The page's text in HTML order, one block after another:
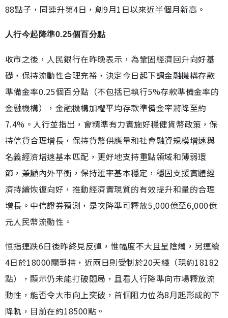
88點子，同連升第4日，創9月1日以來近半個月新高。
人行今起降準0.25個百分點
收市之後，人民銀行在昨晚表示，為鞏固經濟回升向好基
礎，保持流動性合理充裕，決定今日起下調金融機構存款
準備金率0.25個百分點（不包括已執行5%存款準備金率的
金融機構），金融機構加權平均存款準備金率將降至約
7.4%。人行並指出，會精準有力實施好穩健貨幣政策，保
持信貸合理增長，保持貨幣供應量和社會融資規模增速與
名義經濟增速基本匹配，更好地支持重點領域和薄弱環
節，兼顧內外平衡，保持滙率基本穩定，穩固支援實體經
濟持續恢復向好，推動經濟實現質的有效提升和量的合理
增長。中信證券預測，是次降準可釋放5,000億至6,000億
元人民幣流動性。
恒指連跌6日後昨終見反彈，惟幅度不大且呈陰燭，另連續
4日於18000關爭持，近兩日則受制於20天綫（現約18182
點），顯示仍未能打破悶局，且看人行降準向市場釋放流
動性，能否令大市向上突破，首個阻力位為8月起形成的下
降軌，目前在約18500點。